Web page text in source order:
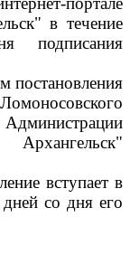
в течение
подписания
постановления
вступает в
со дня его